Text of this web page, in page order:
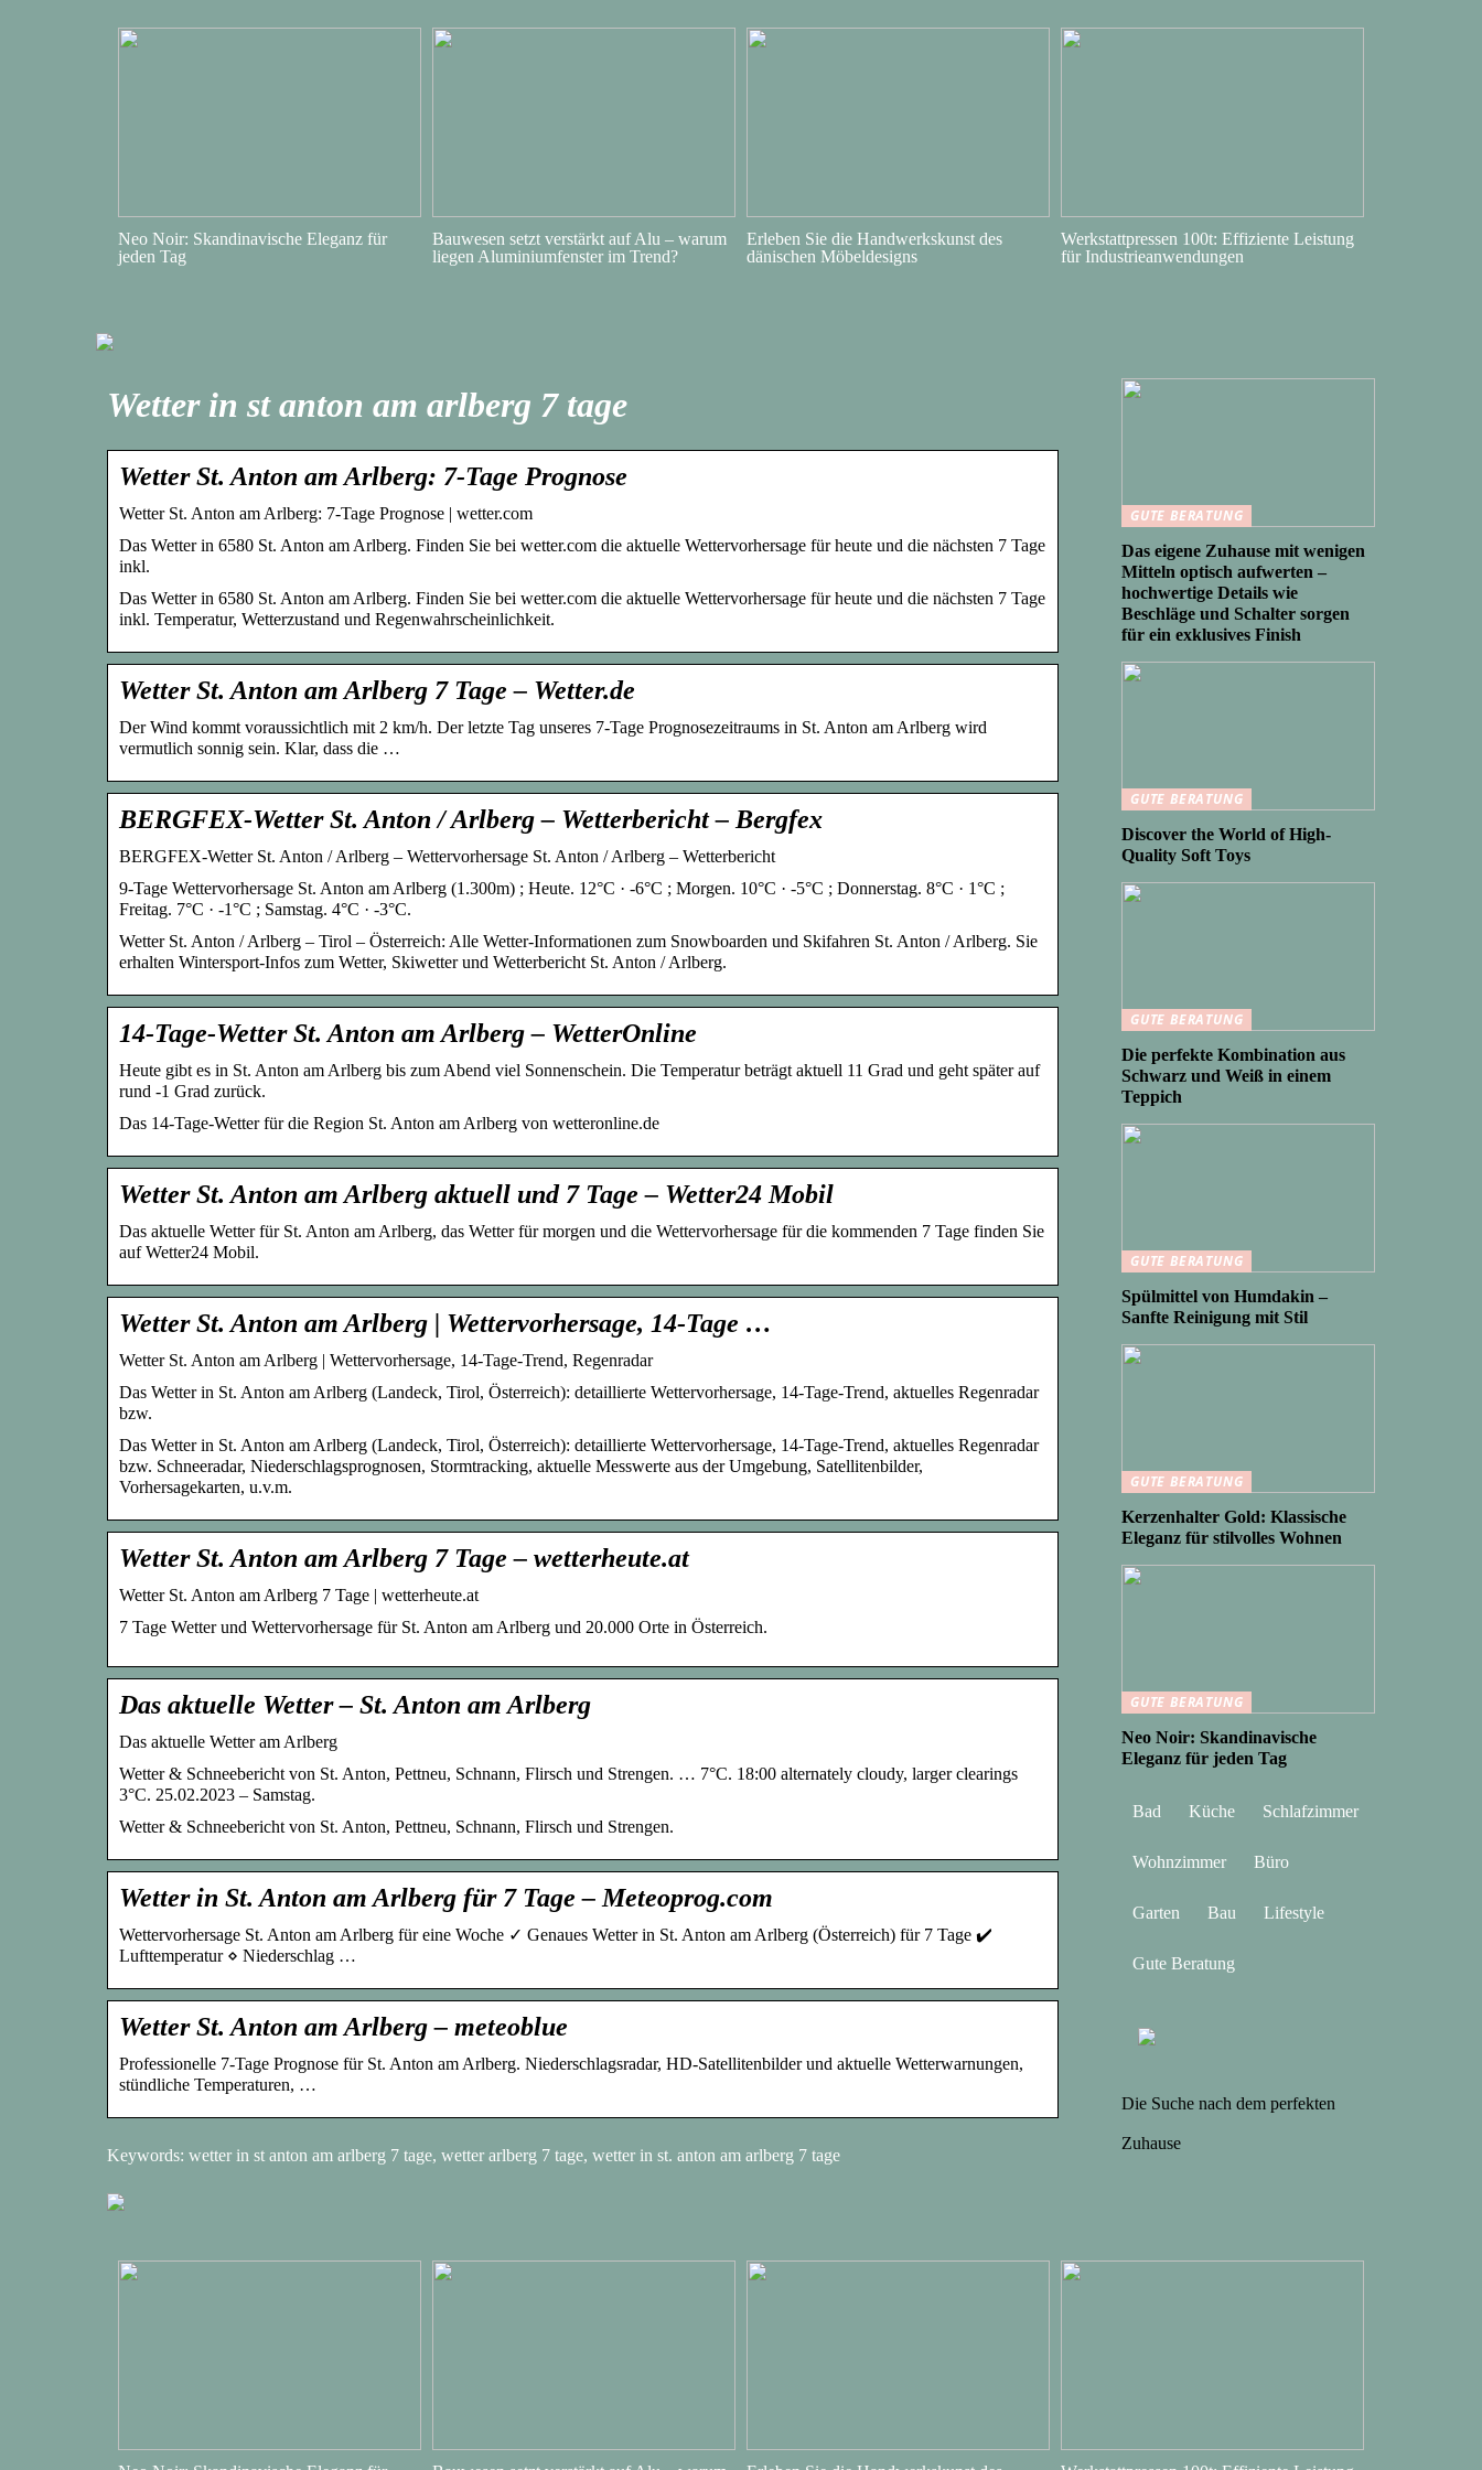
Neo Noir: Skandinavische Eleganz für
jeden Tag
Bauwesen setzt verstärkt auf Alu – warum
liegen Aluminiumfenster im Trend?
Erleben Sie die Handwerkskunst des
dänischen Möbeldesigns
Werkstattpressen 100t: Effiziente Leistung
für Industrieanwendungen
Wetter in st anton am arlberg 7 tage
Wetter St. Anton am Arlberg: 7-Tage Prognose
Wetter St. Anton am Arlberg: 7-Tage Prognose | wetter.com
Das Wetter in 6580 St. Anton am Arlberg. Finden Sie bei wetter.com die aktuelle Wettervorhersage für heute und die nächsten 7 Tage
inkl.
Das Wetter in 6580 St. Anton am Arlberg. Finden Sie bei wetter.com die aktuelle Wettervorhersage für heute und die nächsten 7 Tage
inkl. Temperatur, Wetterzustand und Regenwahrscheinlichkeit.
Wetter St. Anton am Arlberg 7 Tage – Wetter.de
Der Wind kommt voraussichtlich mit 2 km/h. Der letzte Tag unseres 7-Tage Prognosezeitraums in St. Anton am Arlberg wird
vermutlich sonnig sein. Klar, dass die …
BERGFEX-Wetter St. Anton / Arlberg – Wetterbericht – Bergfex
BERGFEX-Wetter St. Anton / Arlberg – Wettervorhersage St. Anton / Arlberg – Wetterbericht
9-Tage Wettervorhersage St. Anton am Arlberg (1.300m) ; Heute. 12°C · -6°C ; Morgen. 10°C · -5°C ; Donnerstag. 8°C · 1°C ;
Freitag. 7°C · -1°C ; Samstag. 4°C · -3°C.
Wetter St. Anton / Arlberg – Tirol – Österreich: Alle Wetter-Informationen zum Snowboarden und Skifahren St. Anton / Arlberg. Sie
erhalten Wintersport-Infos zum Wetter, Skiwetter und Wetterbericht St. Anton / Arlberg.
14-Tage-Wetter St. Anton am Arlberg – WetterOnline
Heute gibt es in St. Anton am Arlberg bis zum Abend viel Sonnenschein. Die Temperatur beträgt aktuell 11 Grad und geht später auf
rund -1 Grad zurück.
Das 14-Tage-Wetter für die Region St. Anton am Arlberg von wetteronline.de
Wetter St. Anton am Arlberg aktuell und 7 Tage – Wetter24 Mobil
Das aktuelle Wetter für St. Anton am Arlberg, das Wetter für morgen und die Wettervorhersage für die kommenden 7 Tage finden Sie
auf Wetter24 Mobil.
Wetter St. Anton am Arlberg | Wettervorhersage, 14-Tage …
Wetter St. Anton am Arlberg | Wettervorhersage, 14-Tage-Trend, Regenradar
Das Wetter in St. Anton am Arlberg (Landeck, Tirol, Österreich): detaillierte Wettervorhersage, 14-Tage-Trend, aktuelles Regenradar
bzw.
Das Wetter in St. Anton am Arlberg (Landeck, Tirol, Österreich): detaillierte Wettervorhersage, 14-Tage-Trend, aktuelles Regenradar
bzw. Schneeradar, Niederschlagsprognosen, Stormtracking, aktuelle Messwerte aus der Umgebung, Satellitenbilder,
Vorhersagekarten, u.v.m.
Wetter St. Anton am Arlberg 7 Tage – wetterheute.at
Wetter St. Anton am Arlberg 7 Tage | wetterheute.at
7 Tage Wetter und Wettervorhersage für St. Anton am Arlberg und 20.000 Orte in Österreich.
Das aktuelle Wetter – St. Anton am Arlberg
Das aktuelle Wetter am Arlberg
Wetter & Schneebericht von St. Anton, Pettneu, Schnann, Flirsch und Strengen. … 7°C. 18:00 alternately cloudy, larger clearings
3°C. 25.02.2023 – Samstag.
Wetter & Schneebericht von St. Anton, Pettneu, Schnann, Flirsch und Strengen.
Wetter in St. Anton am Arlberg für 7 Tage – Meteoprog.com
Wettervorhersage St. Anton am Arlberg für eine Woche ✓ Genaues Wetter in St. Anton am Arlberg (Österreich) für 7 Tage ✔️
Lufttemperatur ⋄ Niederschlag …
Wetter St. Anton am Arlberg – meteoblue
Professionelle 7-Tage Prognose für St. Anton am Arlberg. Niederschlagsradar, HD-Satellitenbilder und aktuelle Wetterwarnungen,
stündliche Temperaturen, …
Keywords: wetter in st anton am arlberg 7 tage, wetter arlberg 7 tage, wetter in st. anton am arlberg 7 tage
GUTE BERATUNG
Das eigene Zuhause mit wenigen
Mitteln optisch aufwerten –
hochwertige Details wie
Beschläge und Schalter sorgen
für ein exklusives Finish
GUTE BERATUNG
Discover the World of High-
Quality Soft Toys
GUTE BERATUNG
Die perfekte Kombination aus
Schwarz und Weiß in einem
Teppich
GUTE BERATUNG
Spülmittel von Humdakin –
Sanfte Reinigung mit Stil
GUTE BERATUNG
Kerzenhalter Gold: Klassische
Eleganz für stilvolles Wohnen
GUTE BERATUNG
Neo Noir: Skandinavische
Eleganz für jeden Tag
Bad Küche Schlafzimmer
Wohnzimmer Büro
Garten Bau Lifestyle
Gute Beratung
Die Suche nach dem perfekten
Zuhause